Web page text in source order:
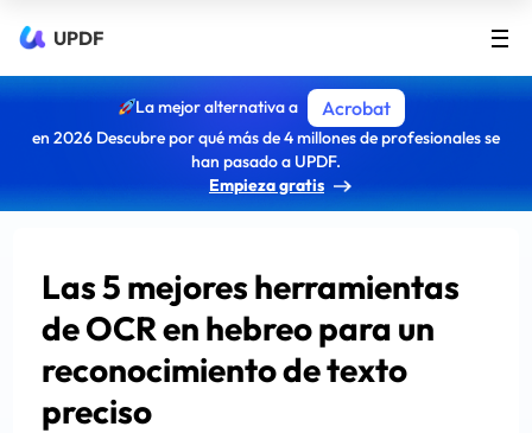
UPDF
La mejor alternativa a Acrobat
en 2026 Descubre por qué más de 4 millones de profesionales se
han pasado a UPDF.
Empieza gratis
Las 5 mejores herramientas
de OCR en hebreo para un
reconocimiento de texto
preciso